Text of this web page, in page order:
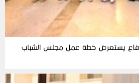
يستعرض خطة عمل مجلس الشباب